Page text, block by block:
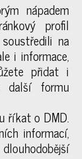
nápadem
profil
na
i informace,
přidat i
další formu
říkat o DMD.
informací,